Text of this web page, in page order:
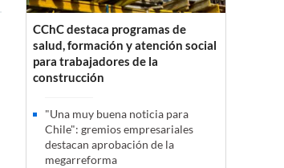
CChC destaca programas de
salud, formación y atención social
para trabajadores de la
construcción
"Una muy buena noticia para
Chile": gremios empresariales
destacan aprobación de la
megarreforma